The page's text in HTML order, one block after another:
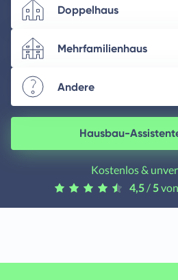
Doppelhaus
Mehrfamilienhaus
Andere
Hausbau-
Kostenlos &
4,5/5